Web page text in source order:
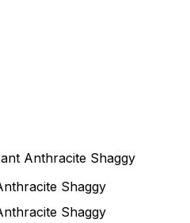
Anthracite Shaggy